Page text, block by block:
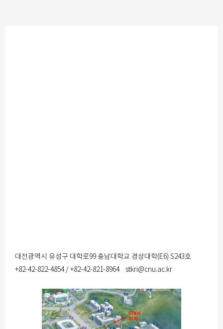
대전광역시 유성구 대학로99 충남대학교 경상대학(E6) S243호
+82-42-822-4854 / +82-42-821-8964 stkri@cnu.ac.kr